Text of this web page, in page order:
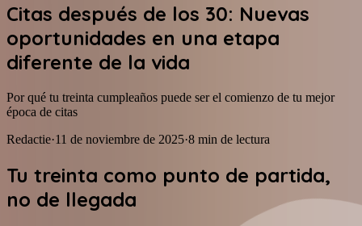
Citas después de los 30: Nuevas
oportunidades en una etapa
diferente de la vida
Por qué tu treinta cumpleaños puede ser el comienzo de tu mejor
época de citas
Redactie·11 de noviembre de 2025·8 min de lectura
Tu treinta como punto de partida,
no de llegada